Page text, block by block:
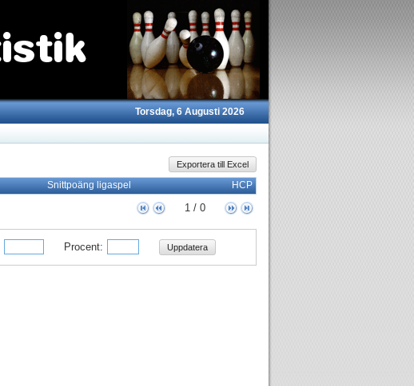
Torsdag, 6 Augusti 2026
Exportera till Excel
Snittpoäng ligaspel HCP
1 / 0
Procent: Uppdatera